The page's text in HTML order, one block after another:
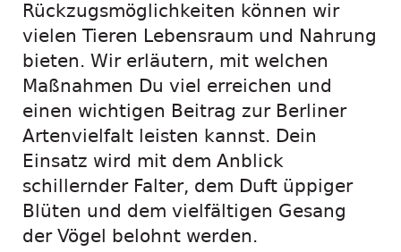
Rückzugsmöglichkeiten können wir
vielen Tieren Lebensraum und Nahrung
bieten. Wir erläutern, mit welchen
Maßnahmen Du viel erreichen und
einen wichtigen Beitrag zur Berliner
Artenvielfalt leisten kannst. Dein
Einsatz wird mit dem Anblick
schillernder Falter, dem Duft üppiger
Blüten und dem vielfältigen Gesang
der Vögel belohnt werden.